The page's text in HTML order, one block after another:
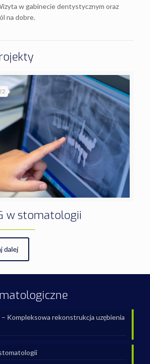
w gabinecie dentystycznym oraz
na dobre.
w stomatologii
dalej
Kompleksowa rekonstrukcja uzębienia